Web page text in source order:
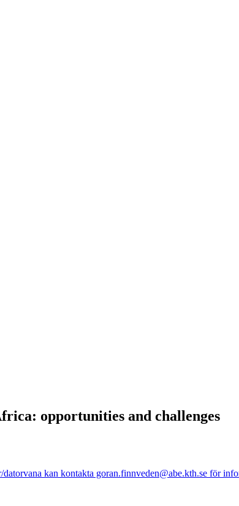
opportunities and challenges
kan kontakta goran.finnveden@abe.kth.se för